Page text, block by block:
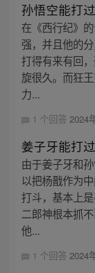
孙悟空能打
在《西行纪》
强，并且他的
打得有来有回
旋很久。而狂
力...
1 个回答 2024
姜子牙能打
由于姜子牙和
以把杨戬作为
打斗，基本上
二郎神根本抓
他...
1 个回答 2024